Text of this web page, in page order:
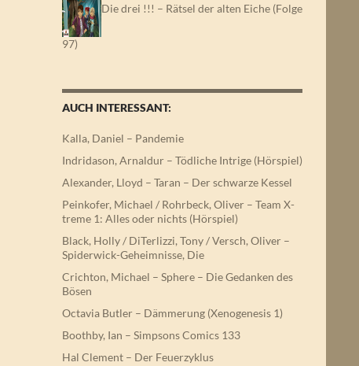
Die drei !!! – Rätsel der alten Eiche (Folge
97)
AUCH INTERESSANT:
Kalla, Daniel – Pandemie
Indridason, Arnaldur – Tödliche Intrige (Hörspiel)
Alexander, Lloyd – Taran – Der schwarze Kessel
Peinkofer, Michael / Rohrbeck, Oliver – Team X-
treme 1: Alles oder nichts (Hörspiel)
Black, Holly / DiTerlizzi, Tony / Versch, Oliver –
Spiderwick-Geheimnisse, Die
Crichton, Michael – Sphere – Die Gedanken des
Bösen
Octavia Butler – Dämmerung (Xenogenesis 1)
Boothby, Ian – Simpsons Comics 133
Hal Clement – Der Feuerzyklus